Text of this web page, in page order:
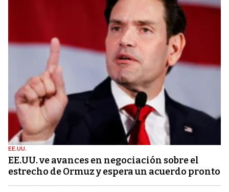
EE.UU.
EE.UU. ve avances en negociación sobre el
estrecho de Ormuz y espera un acuerdo pronto